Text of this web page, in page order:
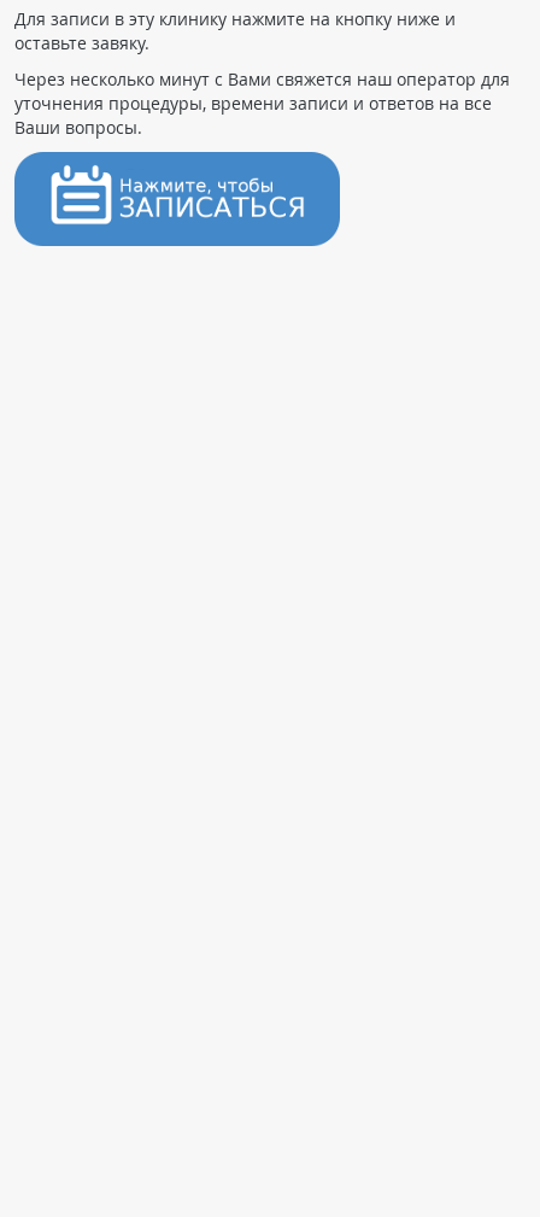
Для записи в эту клинику нажмите на кнопку ниже и
оставьте завяку.
Через несколько минут с Вами свяжется наш оператор для
уточнения процедуры, времени записи и ответов на все
Ваши вопросы.